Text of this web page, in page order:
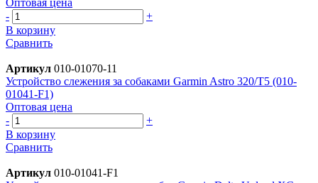
-
+
В корзину
Сравнить
Артикул 010-01070-11
Устройство слежения за собаками Garmin Astro 320/T5 (010-
01041-F1)
Оптовая цена
-
+
В корзину
Сравнить
Артикул 010-01041-F1